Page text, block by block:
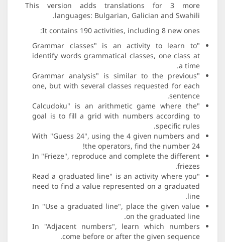
This version adds translations for 3 more
languages: Bulgarian, Galician and Swahili.
It contains 190 activities, including 8 new ones:
"Grammar classes" is an activity to learn to
identify words grammatical classes, one class at
a time.
"Grammar analysis" is similar to the previous
one, but with several classes requested for each
sentence.
"Calcudoku" is an arithmetic game where the
goal is to fill a grid with numbers according to
specific rules.
With "Guess 24", using the 4 given numbers and
the operators, find the number 24!
In "Frieze", reproduce and complete the different
friezes.
"Read a graduated line" is an activity where you
need to find a value represented on a graduated
line.
In "Use a graduated line", place the given value
on the graduated line.
In "Adjacent numbers", learn which numbers
come before or after the given sequence.